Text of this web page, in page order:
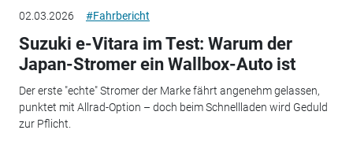
02.03.2026 #Fahrbericht
Suzuki e-Vitara im Test: Warum der
Japan-Stromer ein Wallbox-Auto ist
Der erste "echte" Stromer der Marke fährt angenehm gelassen,
punktet mit Allrad-Option – doch beim Schnellladen wird Geduld
zur Pflicht.